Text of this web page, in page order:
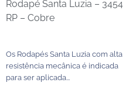
Rodapé Santa Luzia – 3454
RP – Cobre
Os Rodapés Santa Luzia com alta
resistência mecânica é indicada
para ser aplicada...